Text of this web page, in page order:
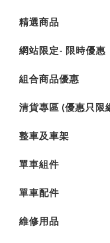
精選商品
網站限定- 限時優惠
組合商品優惠
清貨專區 (優惠只限
整車及車架
單車組件
單車配件
維修用品